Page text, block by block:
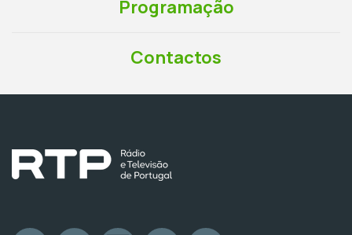
Programação
Contactos